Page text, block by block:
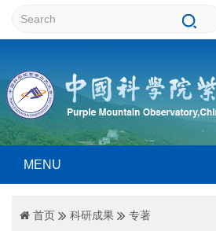
MENU
首页 科研成果 专著